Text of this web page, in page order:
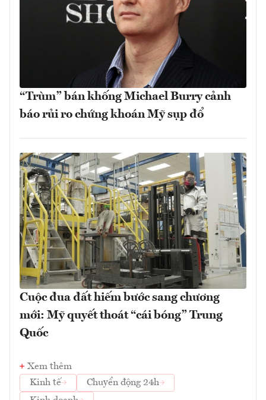
“Trùm” bán khống Michael Burry cảnh
báo rủi ro chứng khoán Mỹ sụp đổ
Cuộc đua đất hiếm bước sang chương
mới: Mỹ quyết thoát “cái bóng” Trung
Quốc
Xem thêm
Kinh tế
Chuyển động 24h